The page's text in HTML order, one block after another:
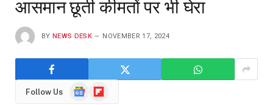
आसमान छूती कीमतों पर भी घेरा
BY NEWS DESK NOVEMBER 17, 2024
Follow Us
GoogleFlipboard